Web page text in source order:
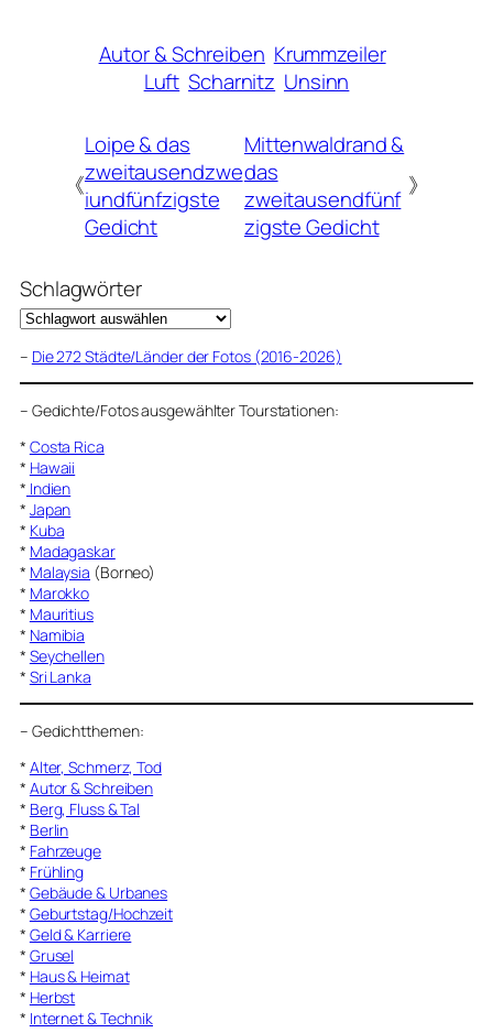
Autor & Schreiben Krummzeiler
Luft Scharnitz Unsinn
《
Loipe & das
zweitausendzwe
iundfünfzigste
Gedicht
Mittenwaldrand &
das
zweitausendfünf
zigste Gedicht
》
Schlagwörter
– Die 272 Städte/Länder der Fotos (2016-2026)
– Gedichte/Fotos ausgewählter Tourstationen:
* Costa Rica
* Hawaii
* Indien
* Japan
* Kuba
* Madagaskar
* Malaysia (Borneo)
* Marokko
* Mauritius
* Namibia
* Seychellen
* Sri Lanka
– Gedichtthemen:
* Alter, Schmerz, Tod
* Autor & Schreiben
* Berg, Fluss & Tal
* Berlin
* Fahrzeuge
* Frühling
* Gebäude & Urbanes
* Geburtstag/Hochzeit
* Geld & Karriere
* Grusel
* Haus & Heimat
* Herbst
* Internet & Technik